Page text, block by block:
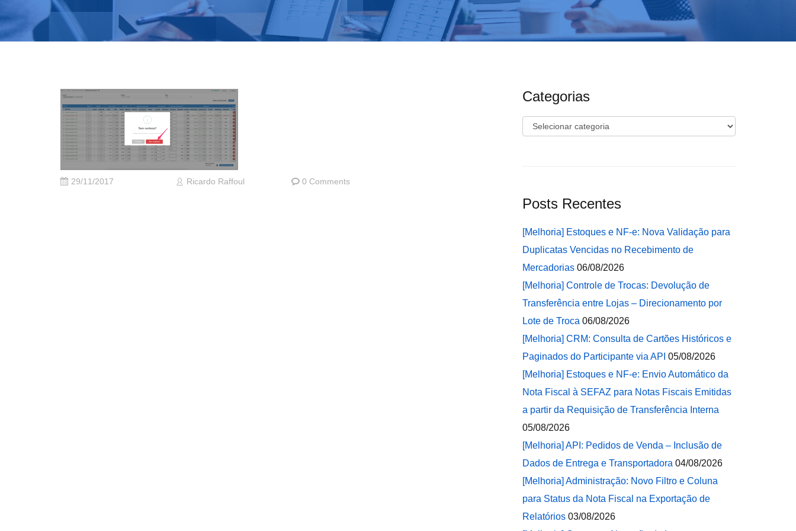
29/11/2017 Ricardo Raffoul 0 Comments
Categorias
Categorias
Posts Recentes
[Melhoria] Estoques e NF-e: Nova Validação para
Duplicatas Vencidas no Recebimento de
Mercadorias 06/08/2026
[Melhoria] Controle de Trocas: Devolução de
Transferência entre Lojas – Direcionamento por
Lote de Troca 06/08/2026
[Melhoria] CRM: Consulta de Cartões Históricos e
Paginados do Participante via API 05/08/2026
[Melhoria] Estoques e NF-e: Envio Automático da
Nota Fiscal à SEFAZ para Notas Fiscais Emitidas
a partir da Requisição de Transferência Interna
05/08/2026
[Melhoria] API: Pedidos de Venda – Inclusão de
Dados de Entrega e Transportadora 04/08/2026
[Melhoria] Administração: Novo Filtro e Coluna
para Status da Nota Fiscal na Exportação de
Relatórios 03/08/2026